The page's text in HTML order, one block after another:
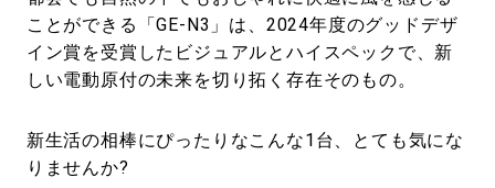
ことができる「GE-N3」は、2024年度のグッドデザ
イン賞を受賞したビジュアルとハイスペックで、新
しい電動原付の未来を切り拓く存在そのもの。
新生活の相棒にぴったりなこんな1台、とても気にな
りませんか?